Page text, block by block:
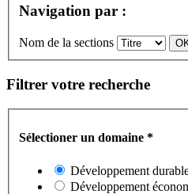
Navigation par :
Nom de la sections
Filtrer votre recherche
Sélectioner un domaine *
Développement
Développement